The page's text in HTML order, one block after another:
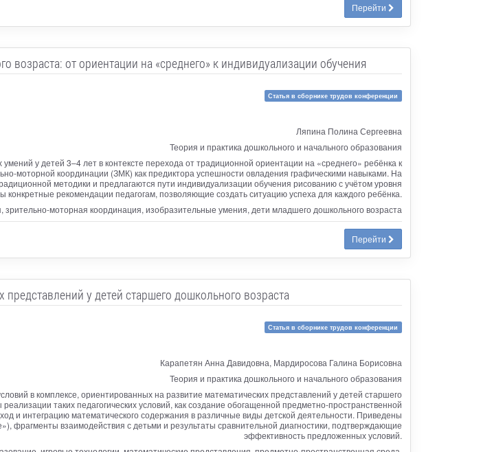
Перейти
от ориентации на «среднего» к индивидуализации обучения
Статья в сборнике трудов конференции
Ляпина Полина Сергеевна
Теория и практика дошкольного и начального образования
у детей 3–4 лет в контексте перехода от традиционной ориентации на «среднего» ребёнка к
моторной координации (ЗМК) как предиктора успешности овладения графическими навыками. На
методики и предлагаются пути индивидуализации обучения рисованию с учётом уровня
рекомендации педагогам, позволяющие создать ситуацию успеха для каждого ребёнка.
моторная координация, изобразительные умения, дети младшего дошкольного возраста
Перейти
представлений у детей старшего дошкольного возраста
Статья в сборнике трудов конференции
Карапетян Анна Давидовна, Мардиросова Галина Борисовна
Теория и практика дошкольного и начального образования
в комплексе, ориентированных на развитие математических представлений у детей старшего
таких педагогических условий, как создание обогащенной предметно-пространственной
и интеграцию математического содержания в различные виды детской деятельности. Приведены
фрагменты взаимодействия с детьми и результаты сравнительной диагностики, подтверждающие
эффективность предложенных условий.